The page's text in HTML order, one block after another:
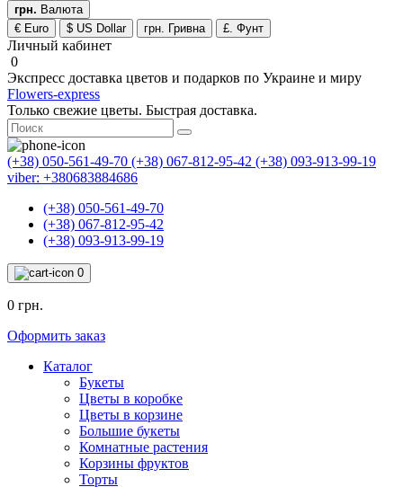
грн. Валюта
€ Euro
$ US Dollar грн. Гривна £. Фунт
Личный кабинет
0
Экспресс доставка цветов и подарков по Украине и миру
Flowers-express
Только свежие цветы. Быстрая доставка.
(+38) 050-561-49-70 (+38) 067-812-95-42 (+38) 093-913-99-19
viber: +380683884686
(+38) 050-561-49-70
(+38) 067-812-95-42
(+38) 093-913-99-19
0
0 грн.
Оформить заказ
Каталог
Букеты
Цветы в коробке
Цветы в корзине
Большие букеты
Комнатные растения
Корзины фруктов
Торты